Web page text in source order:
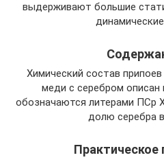
выдерживают большие
динамические
Химический состав
меди с серебром
обозначаются литерами ПСр
долю серебра
Практическое